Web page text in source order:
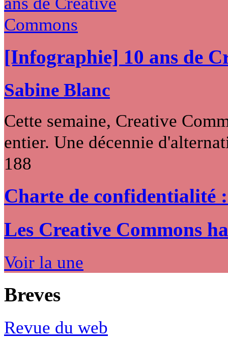
[Infographie] 10 ans de
Sabine Blanc
Cette semaine, Creative
entier. Une décennie
188
Charte de confidentialité
Les Creative Commons
Voir la une
Breves
Revue du web